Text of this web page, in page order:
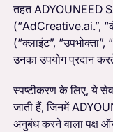
तहत ADYOUNEED
(“AdCreative.ai.”,
(“क्लाइंट”,
उनका उपयोग प्रदान
स्पष्टीकरण के लिए, ये
जाती हैं, जिनमें
अनुबंध करने वाला पक्ष